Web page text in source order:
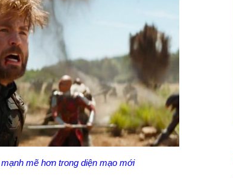
mẽ hơn trong diện mạo mới